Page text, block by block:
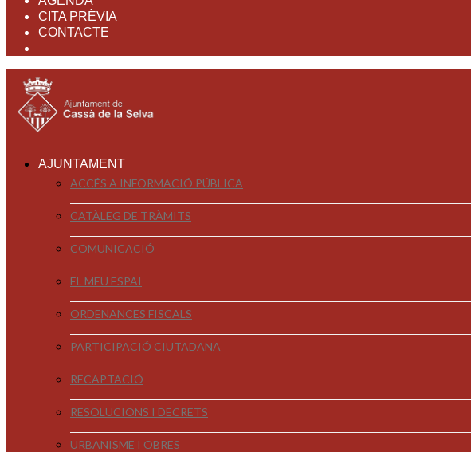
CITA PRÈVIA
CONTACTE
AJUNTAMENT
ACCÉS A INFORMACIÓ PÚBLICA
CATÀLEG DE TRÀMITS
COMUNICACIÓ
EL MEU ESPAI
ORDENANCES FISCALS
PARTICIPACIÓ CIUTADANA
RECAPTACIÓ
RESOLUCIONS I DECRETS
URBANISME I OBRES